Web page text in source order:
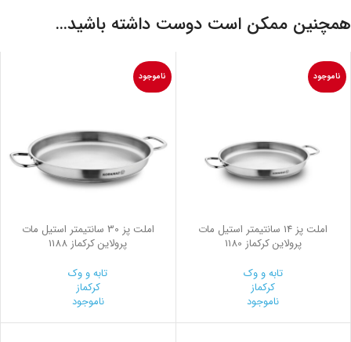
همچنین ممکن است دوست داشته باشید…
ناموجود
املت پز 14 سانتیمتر استیل مات
پرولاین کرکماز 1180
تابه و وک
کرکماز
ناموجود
ناموجود
املت پز 30 سانتیمتر استیل مات
پرولاین کرکماز 1188
تابه و وک
کرکماز
ناموجود